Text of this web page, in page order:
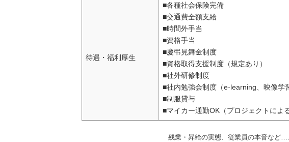
待遇・福利厚生
■各種社会保険完備
■交通費全額支給
■時間外手当
■資格手当
■慶弔見舞金制度
■資格取得支援制度（規定あり）
■社外研修制度
■社内勉強会制度（e-learning、映像学
■制服貸与
■マイカー通勤OK（プロジェクトによる
残業・昇給の実態、従業員の本音など…